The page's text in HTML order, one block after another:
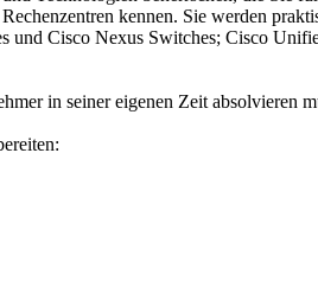
kennen. Sie werden
und Cisco Nexus Switches; Cisco
in seiner eigenen Zeit absolvieren